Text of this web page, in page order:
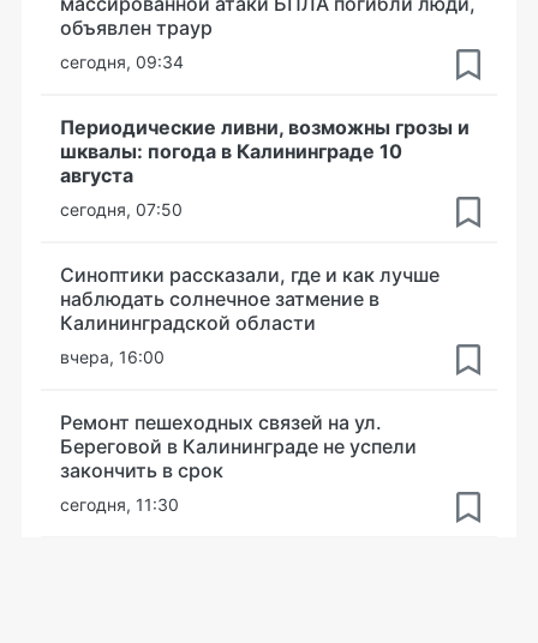
объявлен траур
сегодня, 09:34
Периодические ливни, возможны грозы и
шквалы: погода в Калининграде 10
августа
сегодня, 07:50
Синоптики рассказали, где и как лучше
наблюдать солнечное затмение в
Калининградской области
вчера, 16:00
Ремонт пешеходных связей на ул.
Береговой в Калининграде не успели
закончить в срок
сегодня, 11:30